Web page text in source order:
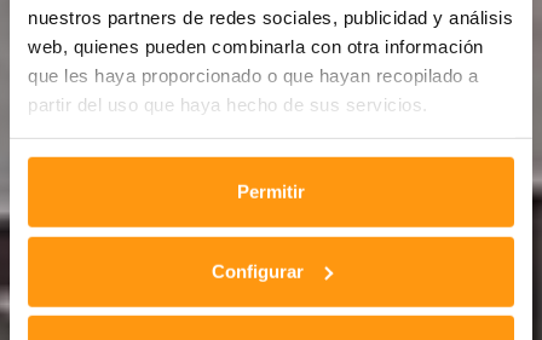
nuestros partners de redes sociales, publicidad y análisis
web, quienes pueden combinarla con otra información
que les haya proporcionado o que hayan recopilado a
partir del uso que haya hecho de sus servicios.
Permitir
Configurar